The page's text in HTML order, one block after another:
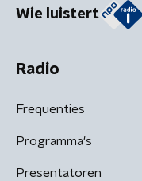
Wie luistert
Radio
Frequenties
Programma's
Presentatoren